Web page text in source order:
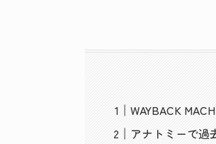
WAYBACK
アナトミーで過